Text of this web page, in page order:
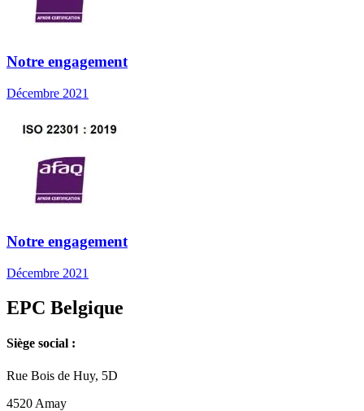
Notre engagement
Décembre 2021
Notre engagement
Décembre 2021
EPC Belgique
Siège social :
Rue Bois de Huy, 5D
4520 Amay